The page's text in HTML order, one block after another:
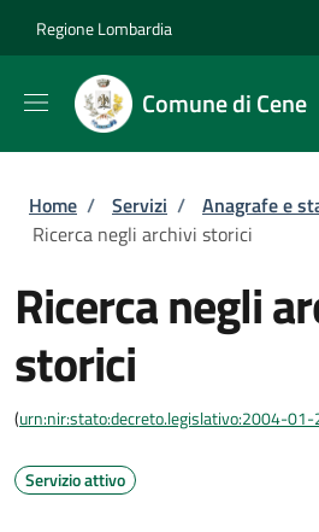
Regione Lombardia
Comune di Cene
Briciole di pane
Home / Servizi / Anagrafe e
Ricerca negli archivi storici
Ricerca negli
storici
(urn:nir:stato:decreto.legislativo:2004-01-
Servizio attivo